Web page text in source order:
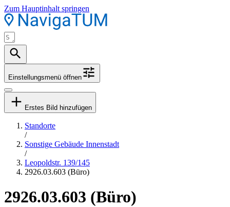
Zum Hauptinhalt springen
Einstellungsmenü öffnen
Erstes Bild hinzufügen
Standorte
/
Sonstige Gebäude Innenstadt
/
Leopoldstr. 139/145
2926.03.603 (Büro)
2926.03.603 (Büro)